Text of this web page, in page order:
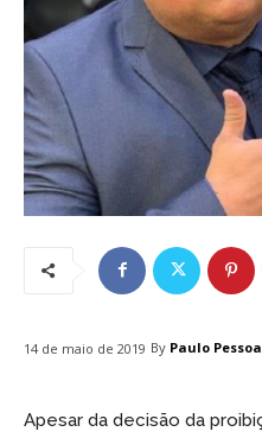
14 de maio de 2019 By Paulo Pessoa
Apesar da decisão da